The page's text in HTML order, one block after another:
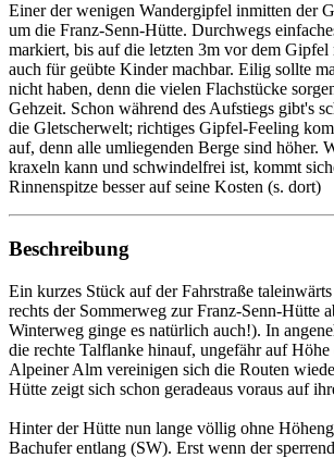
Einer der wenigen Wandergipfel inmitten der
um die Franz-Senn-Hütte. Durchwegs
markiert, bis auf die letzten 3m vor dem Gipfel
auch für geübte Kinder machbar. Eilig sollte
nicht haben, denn die vielen Flachstücke
Gehzeit. Schon während des Aufstiegs gibt's
die Gletscherwelt; richtiges Gipfel-Feeling
auf, denn alle umliegenden Berge sind höher.
kraxeln kann und schwindelfrei ist, kommt
Rinnenspitze besser auf seine Kosten (s. dort)
Beschreibung
Ein kurzes Stück auf der Fahrstraße
rechts der Sommerweg zur Franz-Senn-Hütte
Winterweg ginge es natürlich auch!). In
die rechte Talflanke hinauf, ungefähr auf Höhe
Alpeiner Alm vereinigen sich die Routen
Hütte zeigt sich schon geradeaus voraus auf
Hinter der Hütte nun lange völlig ohne
Bachufer entlang (SW). Erst wenn der